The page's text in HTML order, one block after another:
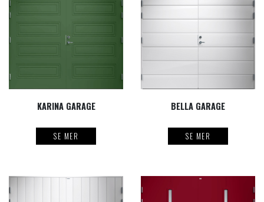
KARINA GARAGE
SE MER
BELLA GARAGE
SE MER